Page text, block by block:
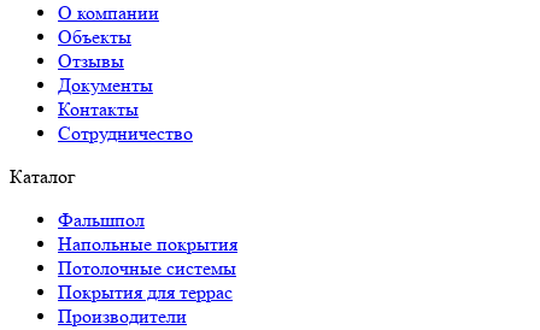
О компании
Объекты
Отзывы
Документы
Контакты
Сотрудничество
Каталог
Фальшпол
Напольные покрытия
Потолочные системы
Покрытия для террас
Производители